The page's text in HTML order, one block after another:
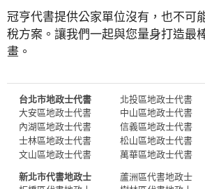
冠亨代書提供公家單位沒有，也不可
稅方案。讓我們一起與您量身打造最
畫。
台北市地政士代書
大安區地政士代書
內湖區地政士代書
士林區地政士代書
文山區地政士代書
北投區地政士代書
中山區地政士代書
信義區地政士代書
松山區地政士代書
萬華區地政士代書
新北市代書地政士
蘆洲區代書地政士